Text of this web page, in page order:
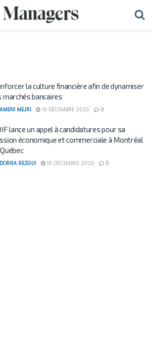
la culture financière afin de dynamiser
marchés bancaires
AMENI MEJRI 19 DÉCEMBRE 2023 0
lance un appel à candidatures pour sa
économique et commerciale à Montréal
DORRA REZGUI 18 DÉCEMBRE 2023 0